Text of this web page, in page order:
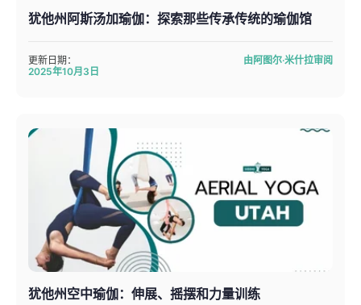
犹他州阿斯汤加瑜伽：探索那些传承传统的瑜伽馆
更新日期：
2025年10月3日
由阿图尔·米什拉审阅
犹他州空中瑜伽：伸展、摇摆和力量训练